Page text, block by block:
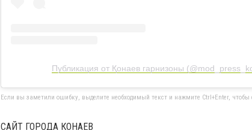
Публикация от Қонаев гарнизоны
Если вы заметили ошибку, выделите необходимый текст и нажмите Ctrl+Enter, чтобы
САЙТ ГОРОДА КОНАЕВ